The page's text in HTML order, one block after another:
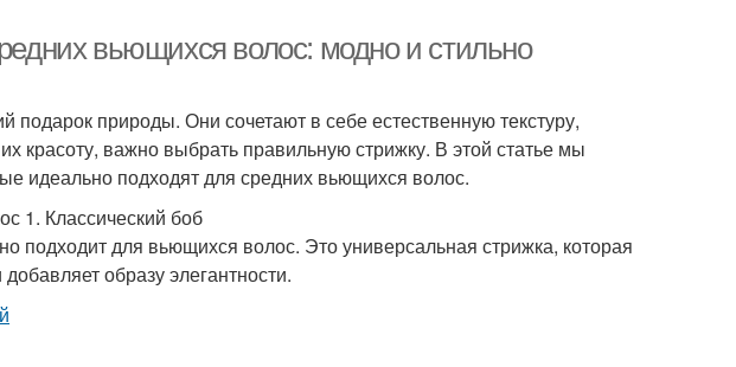
вьющихся волос: модно и стильно
природы. Они сочетают в себе естественную текстуру,
красоту, важно выбрать правильную стрижку. В этой статье мы
идеально подходят для средних вьющихся волос.
1. Классический боб
подходит для вьющихся волос. Это универсальная стрижка, которая
образу элегантности.